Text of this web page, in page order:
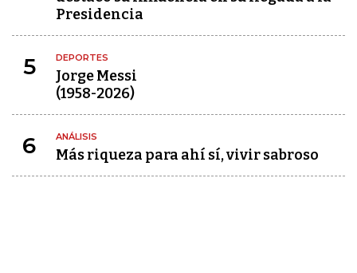
Presidencia
5 DEPORTES
Jorge Messi
(1958-2026)
6 ANÁLISIS
Más riqueza para ahí sí, vivir sabroso